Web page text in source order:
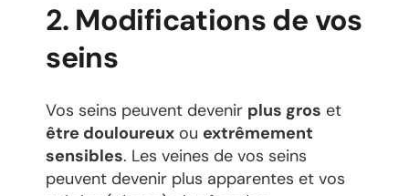
2. Modifications de vos
seins
Vos seins peuvent devenir plus gros et
être douloureux ou extrêmement
sensibles. Les veines de vos seins
peuvent devenir plus apparentes et vos